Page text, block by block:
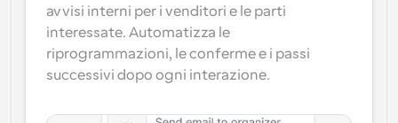
avvisi interni per i venditori e le parti
interessate. Automatizza le
riprogrammazioni, le conferme e i passi
successivi dopo ogni interazione.